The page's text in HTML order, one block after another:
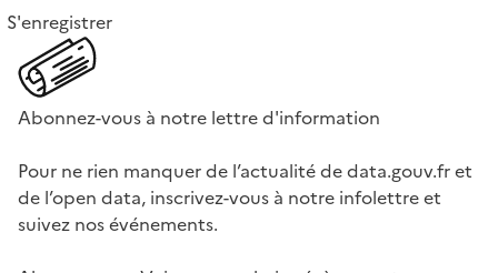
S'enregistrer
Abonnez-vous à notre lettre d'information
Pour ne rien manquer de l’actualité de data.gouv.fr et
de l’open data, inscrivez-vous à notre infolettre et
suivez nos événements.